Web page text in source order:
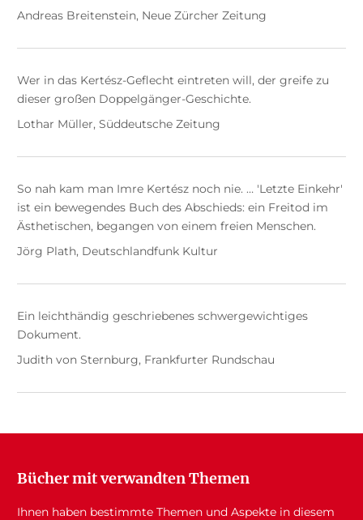
Andreas Breitenstein, Neue Zürcher Zeitung
Wer in das Kertész-Geflecht eintreten will, der greife zu
dieser großen Doppelgänger-Geschichte.
Lothar Müller, Süddeutsche Zeitung
So nah kam man Imre Kertész noch nie. … 'Letzte Einkehr'
ist ein bewegendes Buch des Abschieds: ein Freitod im
Ästhetischen, begangen von einem freien Menschen.
Jörg Plath, Deutschlandfunk Kultur
Ein leichthändig geschriebenes schwergewichtiges
Dokument.
Judith von Sternburg, Frankfurter Rundschau
Bücher mit verwandten Themen
Ihnen haben bestimmte Themen und Aspekte in diesem